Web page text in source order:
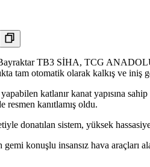
TB3 SİHA, TCG ANADOLU
tam otomatik olarak kalkış ve iniş
katlanır kanat yapısına
kanıtlamış oldu.
donatılan sistem, yüksek
konuşlu insansız hava araçları